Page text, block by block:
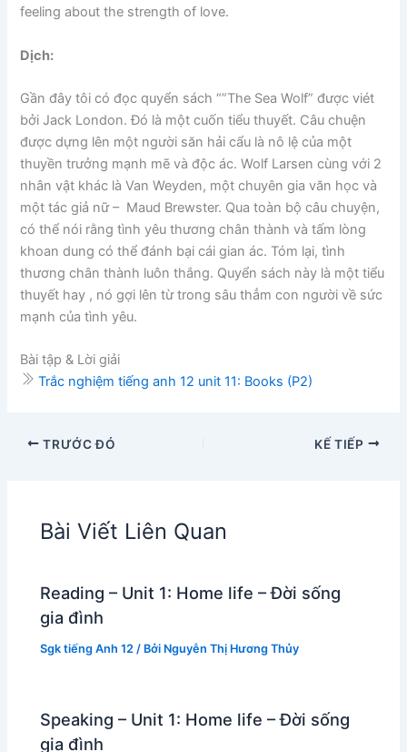
feeling about the strength of love.
Dịch:
Gần đây tôi có đọc quyển sách “”The Sea Wolf” được viét
bởi Jack London. Đó là một cuốn tiểu thuyết. Câu chuện
được dựng lên một người săn hải cẩu là nô lệ của một
thuyền trưởng mạnh mẽ và độc ác. Wolf Larsen cùng với 2
nhân vật khác là Van Weyden, một chuyên gia văn học và
một tác giả nữ – Maud Brewster. Qua toàn bộ câu chuyện,
có thể nói rằng tình yêu thương chân thành và tấm lòng
khoan dung có thể đánh bại cái gian ác. Tóm lại, tình
thương chân thành luôn thắng. Quyển sách này là một tiểu
thuyết hay , nó gợi lên từ trong sâu thẳm con người về sức
mạnh của tình yêu.
Bài tập & Lời giải
Trắc nghiệm tiếng anh 12 unit 11: Books (P2)
TRƯỚC ĐÓ KẾ TIẾP
Bài Viết Liên Quan
Reading – Unit 1: Home life – Đời sống
gia đình
Sgk tiếng Anh 12 / Bởi Nguyễn Thị Hương Thủy
Speaking – Unit 1: Home life – Đời sống
gia đình